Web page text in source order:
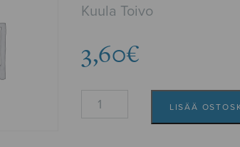
Kuula Toivo
3,60€
Virta
LISÄÄ